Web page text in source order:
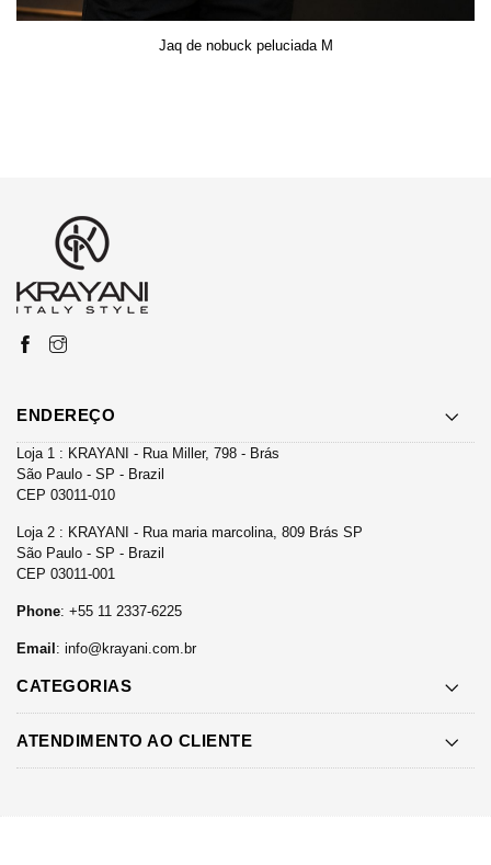
Jaq de nobuck peluciada M
ENDEREÇO
Loja 1 : KRAYANI - Rua Miller, 798 - Brás
São Paulo - SP - Brazil
CEP 03011-010
Loja 2 : KRAYANI - Rua maria marcolina, 809 Brás SP
São Paulo - SP - Brazil
CEP 03011-001
Phone: +55 11 2337-6225
Email : info@krayani.com.br
CATEGORIAS
ATENDIMENTO AO CLIENTE